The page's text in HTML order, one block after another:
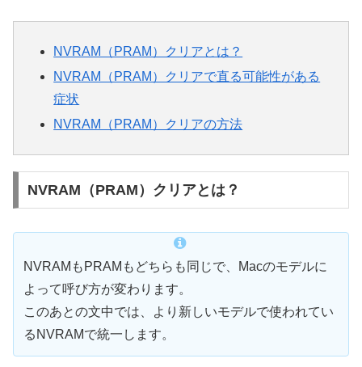
NVRAM（PRAM）クリアとは？
NVRAM（PRAM）クリアで直る可能性がある
症状
NVRAM（PRAM）クリアの方法
NVRAM（PRAM）クリアとは？
NVRAMもPRAMもどちらも同じで、Macのモデルに
よって呼び方が変わります。
このあとの文中では、より新しいモデルで使われてい
るNVRAMで統一します。